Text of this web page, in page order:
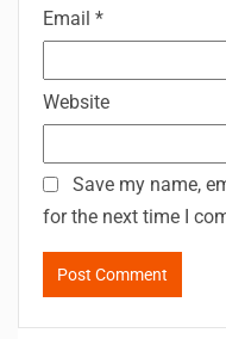
Email *
Website
Save my name,
for the next time I